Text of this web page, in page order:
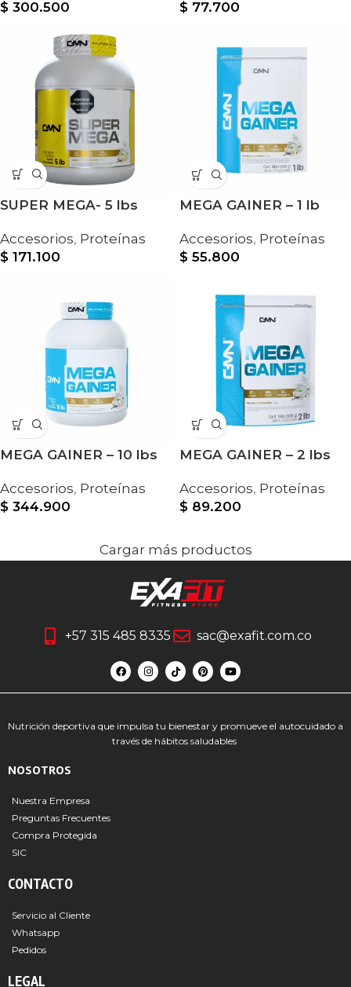
$ 300.500
$ 77.700
SUPER MEGA- 5 lbs
Accesorios, Proteínas
$ 171.100
MEGA GAINER – 1 lb
Accesorios, Proteínas
$ 55.800
MEGA GAINER – 10 lbs
Accesorios, Proteínas
$ 344.900
MEGA GAINER – 2 lbs
Accesorios, Proteínas
$ 89.200
Cargar más productos
+57 315 485 8335 sac@exafit.com.co
Nutrición deportiva que impulsa tu bienestar y promueve el autocuidado a
través de hábitos saludables
NOSOTROS
Nuestra Empresa
Preguntas Frecuentes
Compra Protegida
SIC
CONTACTO
Servicio al Cliente
Whatsapp
Pedidos
LEGAL